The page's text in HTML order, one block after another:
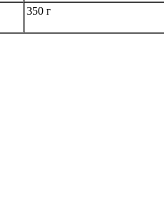
350 г